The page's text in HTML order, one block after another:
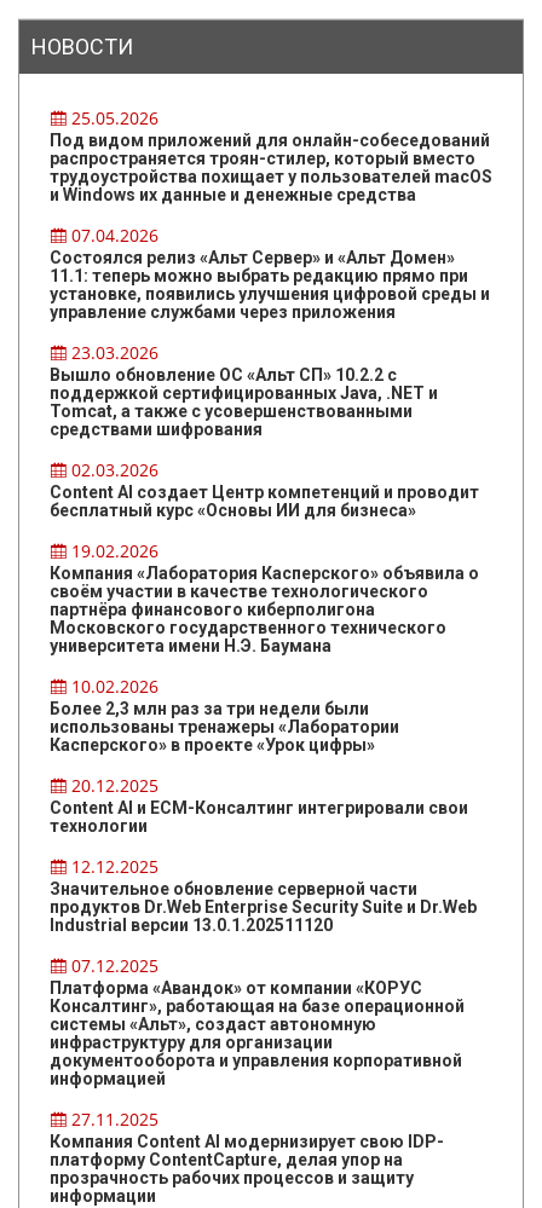
НОВОСТИ
25.05.2026
Под видом приложений для онлайн-собеседований
распространяется троян-стилер, который вместо
трудоустройства похищает у пользователей macOS
и Windows их данные и денежные средства
07.04.2026
Состоялся релиз «Альт Сервер» и «Альт Домен»
11.1: теперь можно выбрать редакцию прямо при
установке, появились улучшения цифровой среды и
управление службами через приложения
23.03.2026
Вышло обновление ОС «Альт СП» 10.2.2 с
поддержкой сертифицированных Java, .NET и
Tomcat, а также с усовершенствованными
средствами шифрования
02.03.2026
Content AI создает Центр компетенций и проводит
бесплатный курс «Основы ИИ для бизнеса»
19.02.2026
Компания «Лаборатория Касперского» объявила о
своём участии в качестве технологического
партнёра финансового киберполигона
Московского государственного технического
университета имени Н.Э. Баумана
10.02.2026
Более 2,3 млн раз за три недели были
использованы тренажеры «Лаборатории
Касперского» в проекте «Урок цифры»
20.12.2025
Content AI и ЕСМ-Консалтинг интегрировали свои
технологии
12.12.2025
Значительное обновление серверной части
продуктов Dr.Web Enterprise Security Suite и Dr.Web
Industrial версии 13.0.1.202511120
07.12.2025
Платформа «Авандок» от компании «КОРУС
Консалтинг», работающая на базе операционной
системы «Альт», создаст автономную
инфраструктуру для организации
документооборота и управления корпоративной
информацией
27.11.2025
Компания Content AI модернизирует свою IDP-
платформу ContentCapture, делая упор на
прозрачность рабочих процессов и защиту
информации